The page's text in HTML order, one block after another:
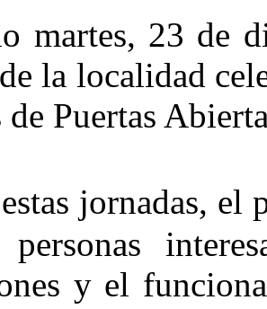
martes, 23 de
la localidad
de Puertas
jornadas,
personas
y el